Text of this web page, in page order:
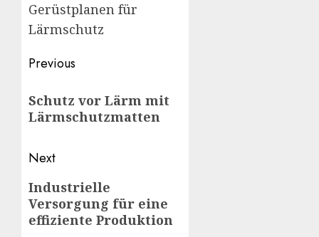
Gerüstplanen für
Lärmschutz
Post
navigation
Previous
post:
Schutz vor Lärm mit
Lärmschutzmatten
Next
Next
post:
Industrielle
Versorgung für eine
effiziente Produktion